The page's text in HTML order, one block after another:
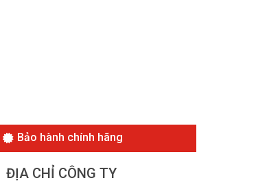
Bảo hành chính hãng
ĐỊA CHỈ CÔNG TY